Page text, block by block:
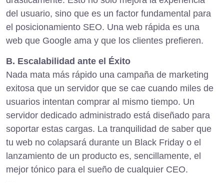
del usuario, sino que es un factor fundamental para
el posicionamiento SEO. Una web rápida es una
web que Google ama y que los clientes prefieren.
B. Escalabilidad ante el Éxito
Nada mata más rápido una campaña de marketing
exitosa que un servidor que se cae cuando miles de
usuarios intentan comprar al mismo tiempo. Un
servidor dedicado administrado está diseñado para
soportar estas cargas. La tranquilidad de saber que
tu web no colapsará durante un Black Friday o el
lanzamiento de un producto es, sencillamente, el
mejor tónico para el sueño de cualquier CEO.